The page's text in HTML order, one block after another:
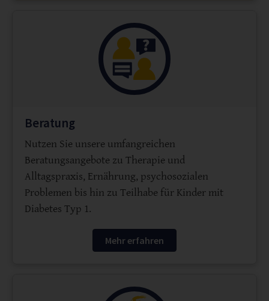
Beratung
Nutzen Sie unsere umfangreichen
Beratungsangebote zu Therapie und
Alltagspraxis, Ernährung, psychosozialen
Problemen bis hin zu Teilhabe für Kinder mit
Diabetes Typ 1.
Mehr erfahren